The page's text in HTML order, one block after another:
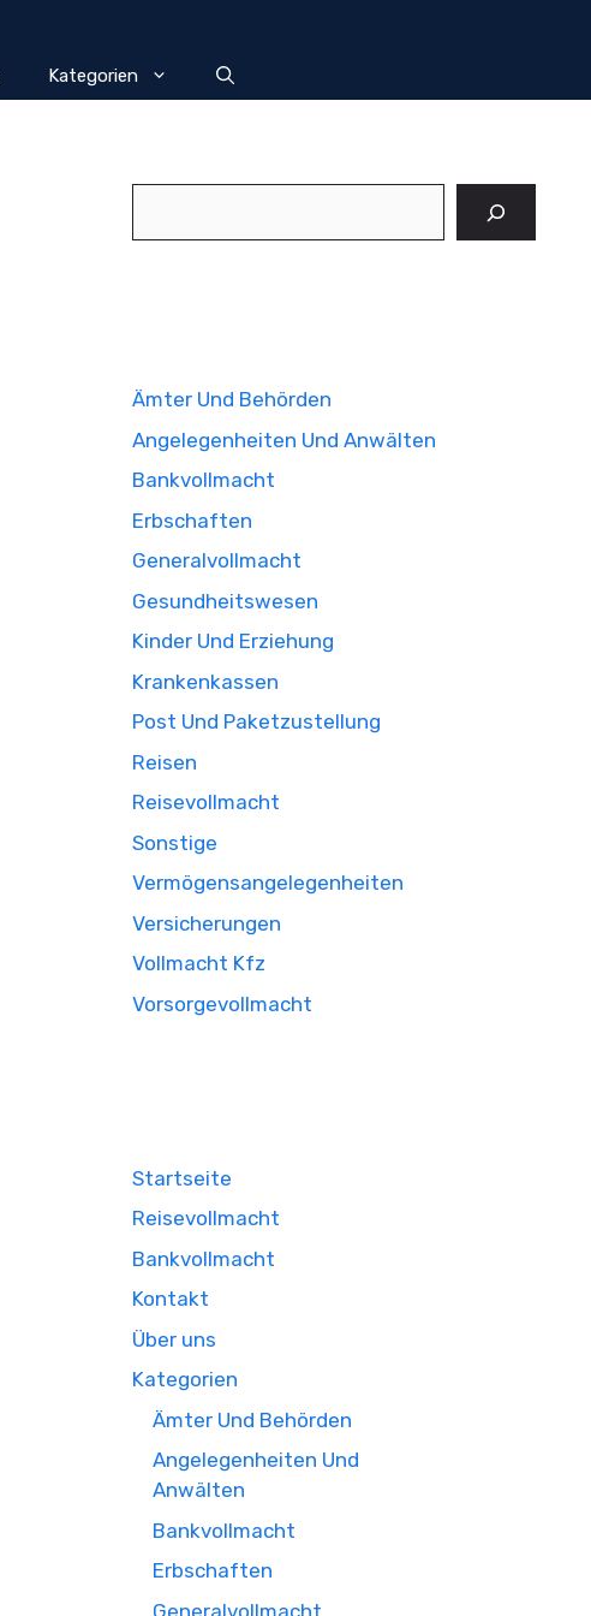
Kategorien
Ämter Und Behörden
Angelegenheiten Und Anwälten
Bankvollmacht
Erbschaften
Generalvollmacht
Gesundheitswesen
Kinder Und Erziehung
Krankenkassen
Post Und Paketzustellung
Reisen
Reisevollmacht
Sonstige
Vermögensangelegenheiten
Versicherungen
Vollmacht Kfz
Vorsorgevollmacht
Startseite
Reisevollmacht
Bankvollmacht
Kontakt
Über uns
Kategorien
Ämter Und Behörden
Angelegenheiten Und
Anwälten
Bankvollmacht
Erbschaften
Generalvollmacht